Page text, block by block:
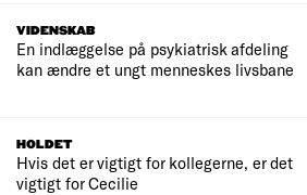
VIDENSKAB
En indlæggelse på psykiatrisk afdeling
kan ændre et ungt menneskes livsbane
HOLDET
Hvis det er vigtigt for kollegerne, er det
vigtigt for Cecilie